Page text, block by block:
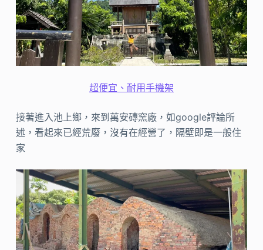
超便宜、耐用手機架
接著進入池上鄉，來到萬安磚窯廠，如google評論所
述，看起來已經荒廢，沒有在經營了，隔壁即是一般住
家